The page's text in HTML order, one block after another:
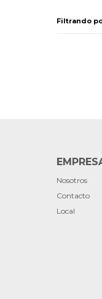
Filtrando
Nosotros
Contacto
Local